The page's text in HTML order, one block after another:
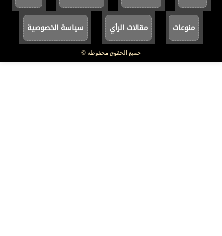
منوعات مقالات الرأي سياسة الخصوصية
جميع الحقوق محفوظة ©